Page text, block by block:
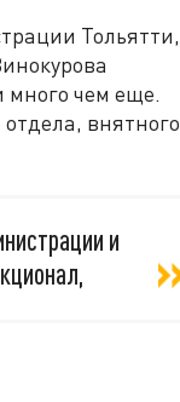
Тольятти,
много чем еще.
внятного
и